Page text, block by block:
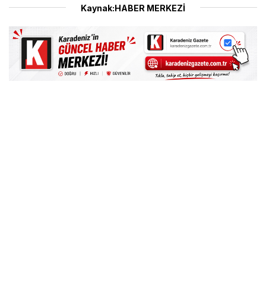
Kaynak:HABER MERKEZİ